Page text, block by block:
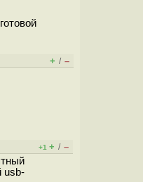
+ / –
+1 + / –
usb-